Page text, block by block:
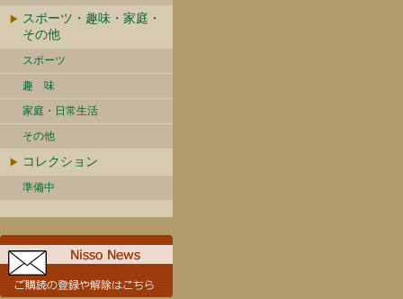
スポーツ・趣味・家庭・
その他
スポーツ
趣 味
家庭・日常生活
その他
コレクション
準備中